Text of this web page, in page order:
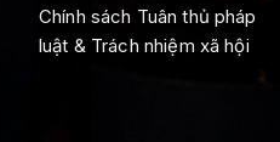
Chính sách Tuân thủ pháp
luật & Trách nhiệm xã hội